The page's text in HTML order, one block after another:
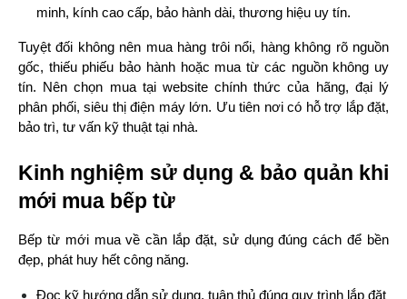
minh, kính cao cấp, bảo hành dài, thương hiệu uy tín.
Tuyệt đối không nên mua hàng trôi nổi, hàng không rõ nguồn
gốc, thiếu phiếu bảo hành hoặc mua từ các nguồn không uy
tín. Nên chọn mua tại website chính thức của hãng, đại lý
phân phối, siêu thị điện máy lớn. Ưu tiên nơi có hỗ trợ lắp đặt,
bảo trì, tư vấn kỹ thuật tại nhà.
Kinh nghiệm sử dụng & bảo quản khi
mới mua bếp từ
Bếp từ mới mua về cần lắp đặt, sử dụng đúng cách để bền
đẹp, phát huy hết công năng.
Đọc kỹ hướng dẫn sử dụng, tuân thủ đúng quy trình lắp đặt